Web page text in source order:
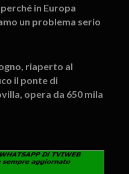
in Europa
un problema serio
riaperto al
il ponte di
opera da 650 mila